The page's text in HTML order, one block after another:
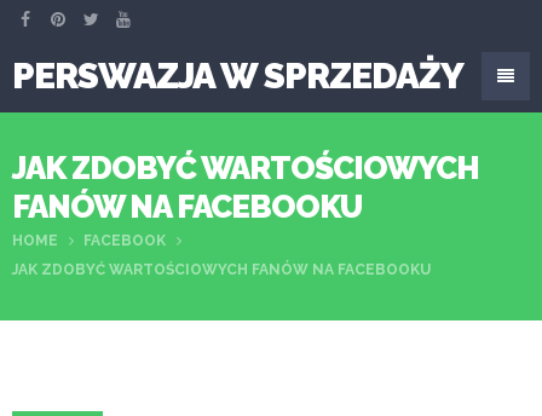
PERSWAZJA W SPRZEDAŻY
JAK ZDOBYĆ WARTOŚCIOWYCH
FANÓW NA FACEBOOKU
HOME
FACEBOOK
JAK ZDOBYĆ WARTOŚCIOWYCH FANÓW NA FACEBOOKU